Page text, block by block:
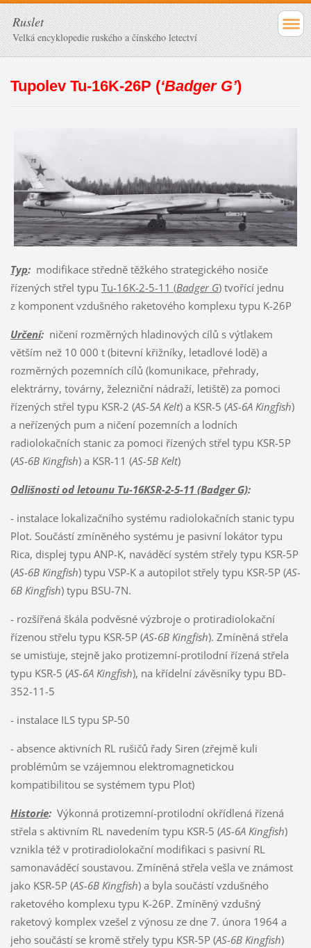
Ruslet
Velká encyklopedie ruského a čínského letectví
Tupolev Tu-16K-26P (‘Badger G’)
Typ:modifikace středně těžkého strategického nosiče
řízených střel typu Tu-16K-2-5-11 (Badger G)tvořící jednu
z komponent vzdušného raketového komplexu typu K-26P
Určení:ničení rozměrných hladinových cílů s výtlakem
větším než 10 000 t (bitevní křižníky, letadlové lodě) a
rozměrných pozemních cílů (komunikace, přehrady,
elektrárny, továrny, železniční nádraží, letiště) za pomoci
řízených střel typu KSR-2 (AS-5A Kelt) a KSR-5 (AS-6A Kingfish)
a neřízených pum a ničení pozemních a lodních
radiolokačních stanic za pomoci řízených střel typu KSR-5P
(AS-6B Kingfish) a KSR-11 (AS-5B Kelt)
Odlišnosti od letounu Tu-16KSR-2-5-11 (Badger G):
- instalace lokalizačního systému radiolokačních stanic typu
Plot. Součástí zmíněného systému je pasivní lokátor typu
Rica, displej typu ANP-K, naváděcí systém střely typu KSR-5P
(AS-6B Kingfish) typu VSP-K a autopilot střely typu KSR-5P (AS-
6B Kingfish) typu BSU-7N.
- rozšířená škála podvěsné výzbroje o protiradiolokační
řízenou střelu typu KSR-5P (AS-6B Kingfish). Zmíněná střela
se umisťuje, stejně jako protizemní-protilodní řízená střela
typu KSR-5 (AS-6A Kingfish), na křídelní závěsníky typu BD-
352-11-5
- instalace ILS typu SP-50
- absence aktivních RL rušičů řady Siren (zřejmě kuli
problémům se vzájemnou elektromagnetickou
kompatibilitou se systémem typu Plot)
Historie:Výkonná protizemní-protilodní okřídlená řízená
střela s aktivním RL navedením typu KSR-5 (AS-6A Kingfish)
vznikla též v protiradiolokační modifikaci s pasivní RL
samonaváděcí soustavou. Zmíněná střela vešla ve známost
jako KSR-5P (AS-6B Kingfish) a byla součástí vzdušného
raketového komplexu typu K-26P. Zmíněný vzdušný
raketový komplex vzešel z výnosu ze dne 7. února 1964 a
jeho součástí se kromě střely typu KSR-5P (AS-6B Kingfish)